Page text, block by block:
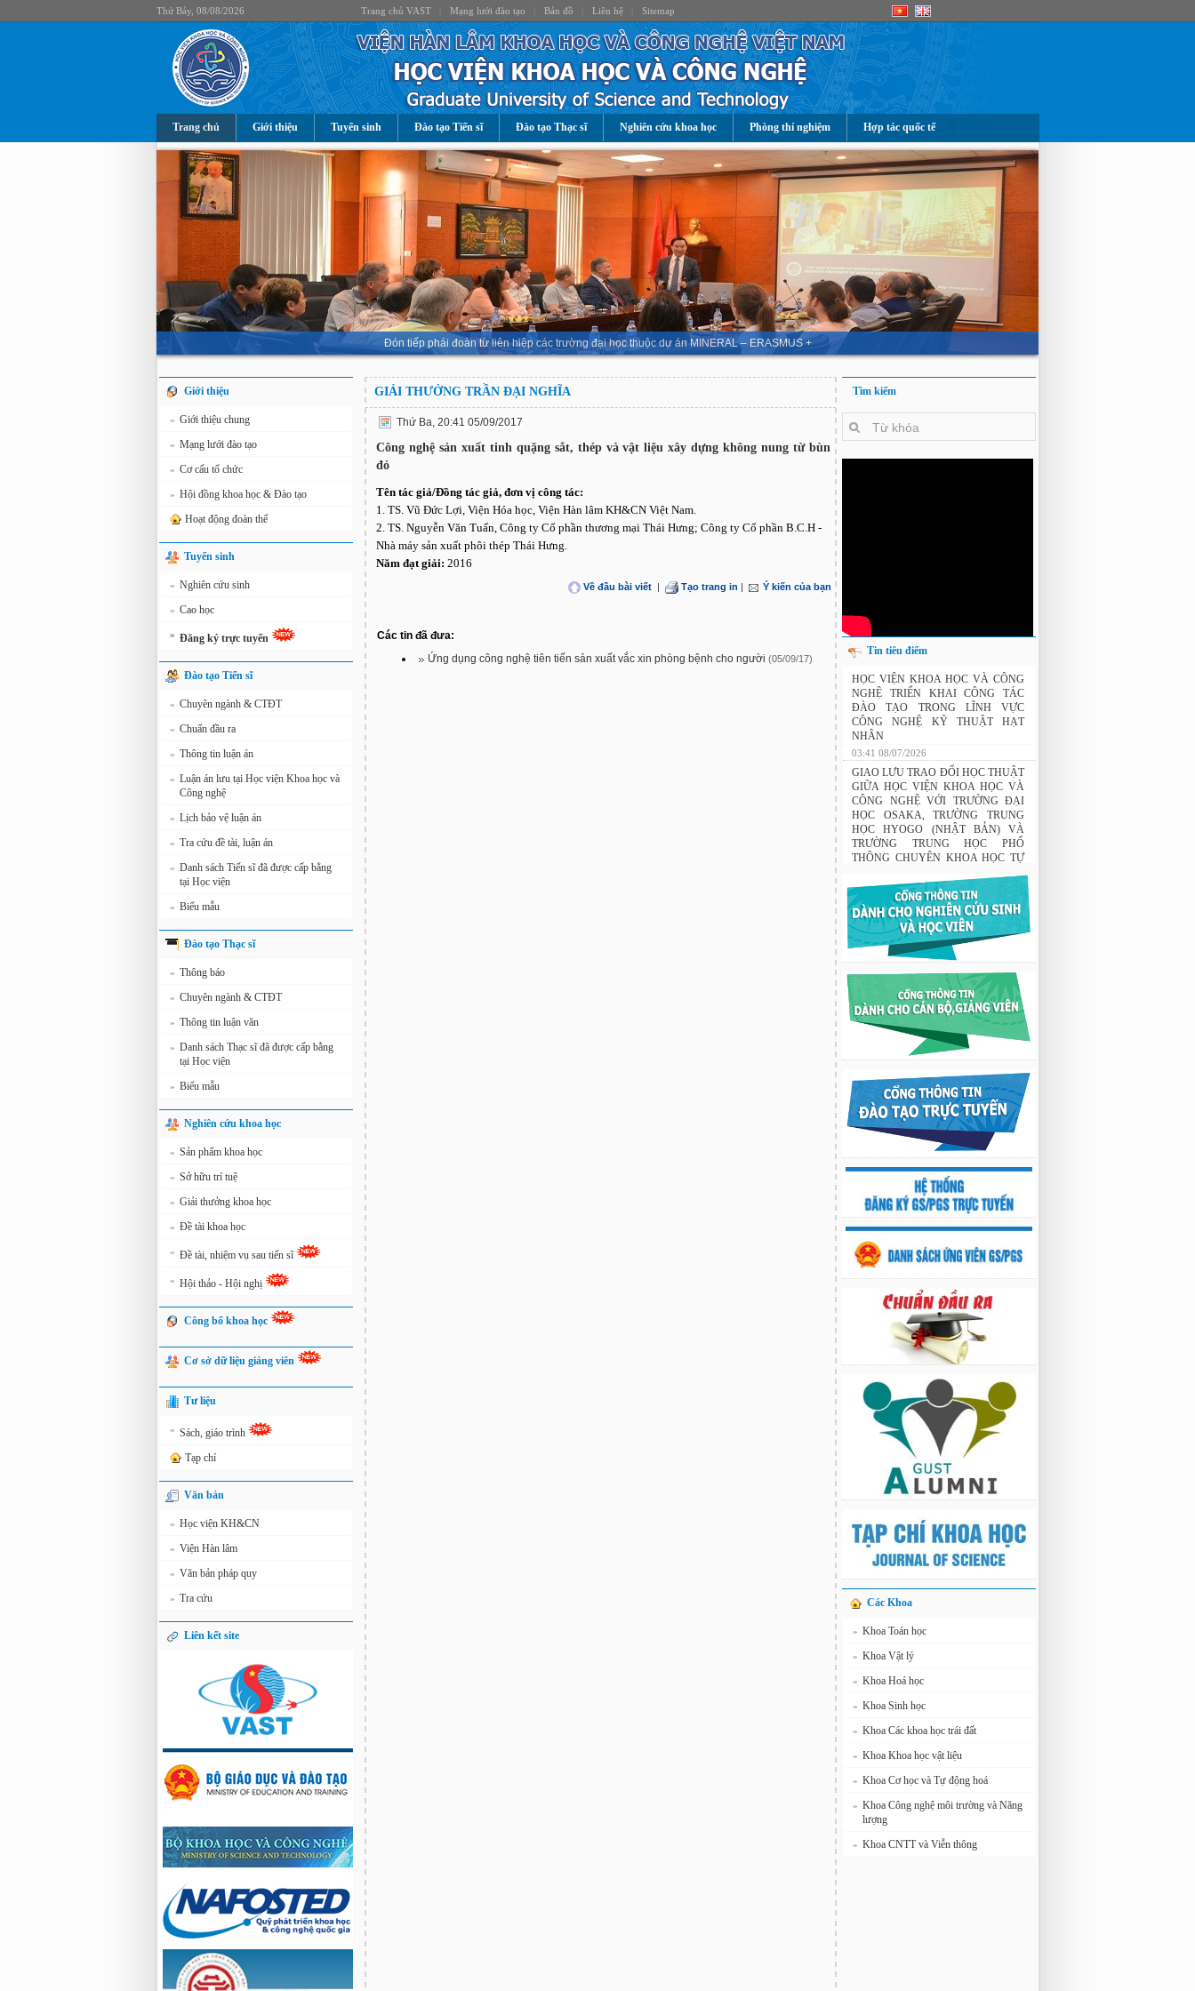
Thứ Bảy, 08/08/2026 Trang chủ VAST| Mạng lưới đào tạo Bản đồ Liên hệ| Sitemap
Trang chủ Giới thiệu Tuyển sinh Đào tạo Tiến sĩ Đào tạo Thạc sĩ Nghiên cứu khoa học Phòng thí nghiệm Hợp tác quốc tế
Đón tiếp phái đoàn từ liên hiệp các trường đại học thuộc dự án MINERAL – ERASMUS +
Giới thiệu
» Giới thiệu chung
» Mạng lưới đào tạo
» Cơ cấu tổ chức
» Hội đồng khoa học & Đào tạo
Hoạt động đoàn thể
Tuyển sinh
» Nghiên cứu sinh
» Cao học
» Đăng ký trực tuyến
Đào tạo Tiến sĩ
» Chuyên ngành & CTĐT
» Chuẩn đầu ra
» Thông tin luận án
» Luận án lưu tại Học viện Khoa học và
Công nghệ
» Lịch bảo vệ luận án
» Tra cứu đề tài, luận án
» Danh sách Tiến sĩ đã được cấp bằng
tại Học viện
» Biểu mẫu
Đào tạo Thạc sĩ
» Thông báo
» Chuyên ngành & CTĐT
» Thông tin luận văn
» Danh sách Thạc sĩ đã được cấp bằng
tại Học viện
» Biểu mẫu
Nghiên cứu khoa học
» Sản phẩm khoa học
» Sở hữu trí tuệ
» Giải thưởng khoa học
» Đề tài khoa học
» Đề tài, nhiệm vụ sau tiến sĩ
» Hội thảo - Hội nghị
Công bố khoa học
Cơ sở dữ liệu giảng viên
Tư liệu
» Sách, giáo trình
Tạp chí
Văn bản
» Học viện KH&CN
» Viện Hàn lâm
» Văn bản pháp quy
» Tra cứu
Liên kết site
GIẢI THƯỞNG TRẦN ĐẠI NGHĨA
Thứ Ba, 20:41 05/09/2017
Công nghệ sản xuất tinh quặng sắt, thép và vật liệu xây dựng không nung từ bùn
đỏ
Tên tác giả/Đồng tác giả, đơn vị công tác:
1. TS. Vũ Đức Lợi, Viện Hóa học, Viện Hàn lâm KH&CN Việt Nam.
2. TS. Nguyễn Văn Tuấn, Công ty Cổ phần thương mại Thái Hưng; Công ty Cổ phần B.C.H -
Nhà máy sản xuất phôi thép Thái Hưng.
Năm đạt giải: 2016
Về đầu bài viết | Tạo trang in | Ý kiến của bạn
Các tin đã đưa:
Ứng dụng công nghệ tiên tiến sản xuất vắc xin phòng bệnh cho người (05/09/17)
Tìm kiếm
Tin tiêu điểm
THÔNG BÁO: Xét duyệt học bổng do
Tập đoàn Novatech tài trợ năm 2026
HỌC VIỆN KHOA HỌC VÀ CÔNG
NGHỆ TRIỂN KHAI CÔNG TÁC
ĐÀO TẠO TRONG LĨNH VỰC
CÔNG NGHỆ KỸ THUẬT HẠT
NHÂN
03:41 08/07/2026
GIAO LƯU TRAO ĐỔI HỌC THUẬT
GIỮA HỌC VIỆN KHOA HỌC VÀ
CÔNG NGHỆ VỚI TRƯỜNG ĐẠI
HỌC OSAKA, TRƯỜNG TRUNG
HỌC HYOGO (NHẬT BẢN) VÀ
TRƯỜNG TRUNG HỌC PHỔ
THÔNG CHUYÊN KHOA HỌC TỰ
02:22 23/07/2026
THÔNG BÁO: Về việc đăng ký tham
gia lớp bồi dưỡng nghiệp vụ sư phạm
cho giảng viên.
03:12 29/07/2026
Nghiên cứu chế tạo hệ thống xác định
hướng vật thể độ chính xác cao dựa trên
từ kế và vật liệu biến hóa
9:33 sáng thứ hai, 03/08/2026
Nghiên cứu chế tạo hệ thống xác định
hướng vật thể độ chính xác cao dựa trên
9:33 sáng thứ hai, 03/08/2026
Các Khoa
» Khoa Toán học
» Khoa Vật lý
» Khoa Hoá học
» Khoa Sinh học
» Khoa Các khoa học trái đất
» Khoa Khoa học vật liệu
» Khoa Cơ học và Tự động hoá
» Khoa Công nghệ môi trường và Năng
lượng
» Khoa CNTT và Viễn thông